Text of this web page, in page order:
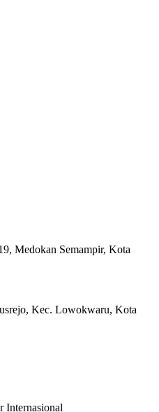
Medokan Semampir, Kota
Kec. Lowokwaru, Kota
Internasional